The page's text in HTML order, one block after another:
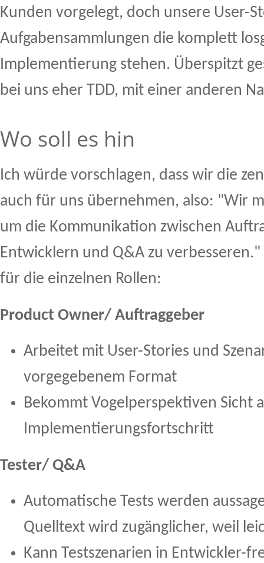
Kunden vorgelegt, doch unsere User-
Aufgabensammlungen die komplett
Implementierung stehen. Überspitzt
bei uns eher TDD, mit einer anderen
Wo soll es hin
Ich würde vorschlagen, dass wir die
auch für uns übernehmen, also: "Wir
um die Kommunikation zwischen
Entwicklern und Q&A zu
für die einzelnen Rollen:
Product Owner/ Auftraggeber
Arbeitet mit User-Stories und
vorgegebenem Format
Bekommt Vogelperspektiven Sicht
Implementierungsfortschritt
Tester/ Q&A
Automatische Tests werden
Quelltext wird zugänglicher, weil
Kann Testszenarien in Entwickler-